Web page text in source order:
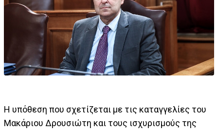
Η υπόθεση που σχετίζεται με τις καταγγελίες του
Μακάριου Δρουσιώτη και τους ισχυρισμούς της